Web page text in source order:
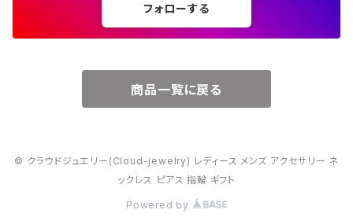
フォローする
商品一覧に戻る
© クラウドジュエリー(Cloud-jewelry) レディース メンズ アクセサリー ネ
ックレス ピアス 指輪 ギフト
Powered by